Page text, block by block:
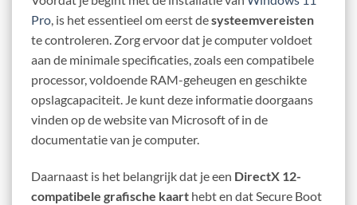
Pro, is het essentieel om eerst desysteemvereisten
te controleren. Zorg ervoor dat je computer voldoet
aan de minimale specificaties, zoals een compatibele
processor, voldoende RAM-geheugen en geschikte
opslagcapaciteit. Je kunt deze informatie doorgaans
vinden op de website van Microsoft of in de
documentatie van je computer.
Daarnaast is het belangrijk dat je een DirectX 12-
compatibele grafische kaart hebt en dat Secure Boot